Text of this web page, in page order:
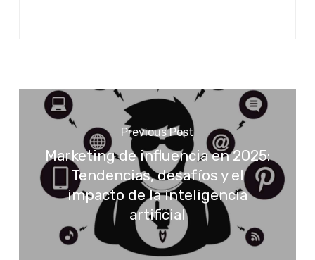
Previous Post
Marketing de influencia en 2025:
Tendencias, desafíos y el
impacto de la inteligencia
artificial